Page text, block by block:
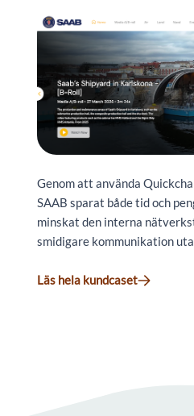
Genom att använda
SAAB sparat både tid och
minskat den interna
smidigare kommunikation
Läs hela kundcaset